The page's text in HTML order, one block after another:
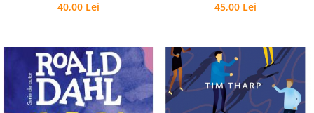
Editura Corint
Editura Gama
Editura Kreativ
Editura Litera
40,00 Lei
45,00 Lei